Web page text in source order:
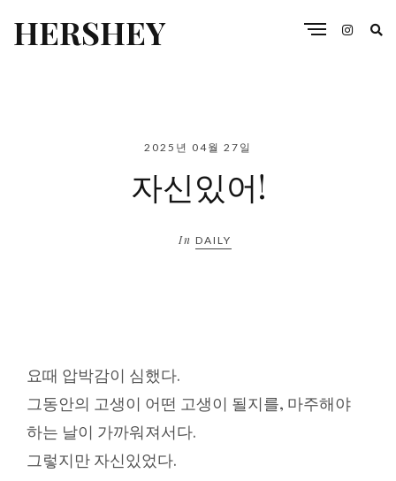
HERSHEY
2025년 04월 27일
자신있어!
In DAILY
요때 압박감이 심했다.
그동안의 고생이 어떤 고생이 될지를, 마주해야
하는 날이 가까워져서다.
그렇지만 자신있었다.